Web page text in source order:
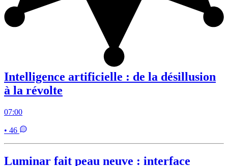
Intelligence artificielle : de la désillusion
à la révolte
07:00
• 46
Luminar fait peau neuve : interface